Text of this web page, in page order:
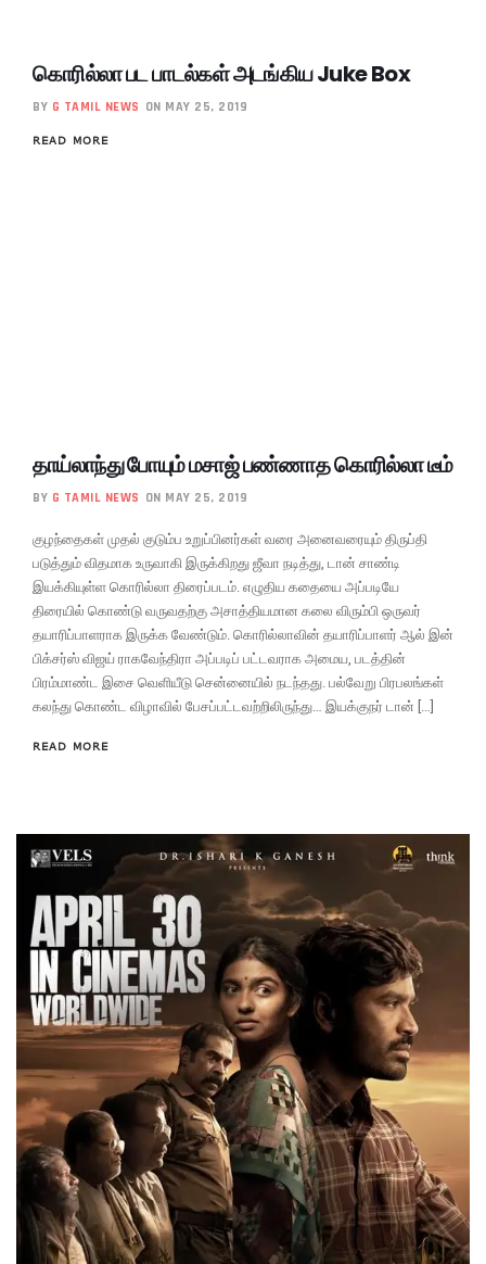
கொரில்லா பட பாடல்கள் அடங்கிய Juke Box
BY G TAMIL NEWS ON MAY 25, 2019
READ MORE
தாய்லாந்து போயும் மசாஜ் பண்ணாத கொரில்லா டீம்
BY G TAMIL NEWS ON MAY 25, 2019
குழந்தைகள் முதல் குடும்ப உறுப்பினர்கள் வரை அனைவரையும் திருப்தி
படுத்தும் விதமாக உருவாகி இருக்கிறது ஜீவா நடித்து, டான் சாண்டி
இயக்கியுள்ள கொரில்லா திரைப்படம். எழுதிய கதையை அப்படியே
திரையில் கொண்டு வருவதற்கு அசாத்தியமான கலை விரும்பி ஒருவர்
தயாரிப்பாளராக இருக்க வேண்டும். கொரில்லாவின் தயாரிப்பாளர் ஆல் இன்
பிக்சர்ஸ் விஜய் ராகவேந்திரா அப்படிப் பட்டவராக அமைய, படத்தின்
பிரம்மாண்ட இசை வெளியீடு சென்னையில் நடந்தது. பல்வேறு பிரபலங்கள்
கலந்து கொண்ட விழாவில் பேசப்பட்டவற்றிலிருந்து… இயக்குநர் டான் […]
READ MORE